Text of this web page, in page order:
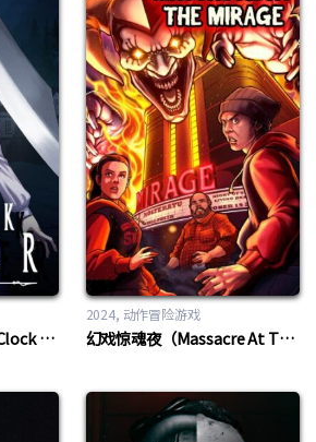
钟楼惊魂：昔日重现（Clock Tower: Rewind）
2024 动作冒险游戏
幻戏惊魂夜（Massacre At The Mirage）